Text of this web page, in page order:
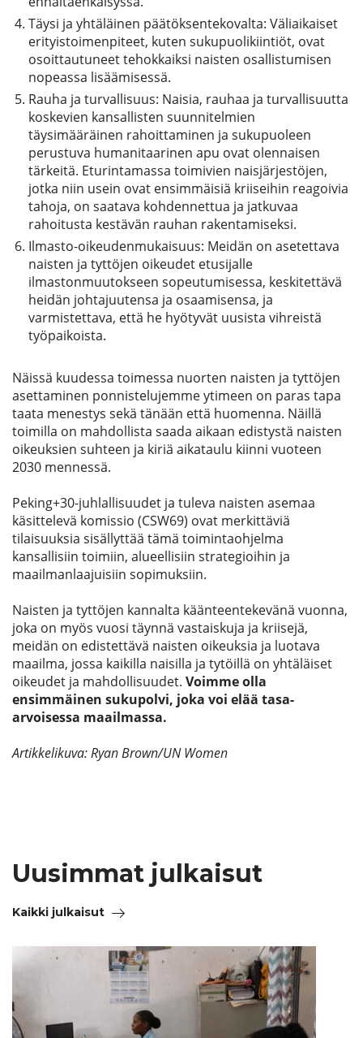
Täysi ja yhtäläinen päätöksentekovalta: Väliaikaiset
erityistoimenpiteet, kuten sukupuolikiintiöt, ovat
osoittautuneet tehokkaiksi naisten osallistumisen
nopeassa lisäämisessä.
Rauha ja turvallisuus: Naisia, rauhaa ja turvallisuutta
koskevien kansallisten suunnitelmien
täysimääräinen rahoittaminen ja sukupuoleen
perustuva humanitaarinen apu ovat olennaisen
tärkeitä. Eturintamassa toimivien naisjärjestöjen,
jotka niin usein ovat ensimmäisiä kriiseihin reagoivia
tahoja, on saatava kohdennettua ja jatkuvaa
rahoitusta kestävän rauhan rakentamiseksi.
Ilmasto-oikeudenmukaisuus: Meidän on asetettava
naisten ja tyttöjen oikeudet etusijalle
ilmastonmuutokseen sopeutumisessa, keskitettävä
heidän johtajuutensa ja osaamisensa, ja
varmistettava, että he hyötyvät uusista vihreistä
työpaikoista.
Näissä kuudessa toimessa nuorten naisten ja tyttöjen
asettaminen ponnistelujemme ytimeen on paras tapa
taata menestys sekä tänään että huomenna. Näillä
toimilla on mahdollista saada aikaan edistystä naisten
oikeuksien suhteen ja kiriä aikataulu kiinni vuoteen
2030 mennessä.
Peking+30-juhlallisuudet ja tuleva naisten asemaa
käsittelevä komissio (CSW69) ovat merkittäviä
tilaisuuksia sisällyttää tämä toimintaohjelma
kansallisiin toimiin, alueellisiin strategioihin ja
maailmanlaajuisiin sopimuksiin.
Naisten ja tyttöjen kannalta käänteentekevänä vuonna,
joka on myös vuosi täynnä vastaiskuja ja kriisejä,
meidän on edistettävä naisten oikeuksia ja luotava
maailma, jossa kaikilla naisilla ja tytöillä on yhtäläiset
oikeudet ja mahdollisuudet. Voimme olla
ensimmäinen sukupolvi, joka voi elää tasa-
arvoisessa maailmassa.
Artikkelikuva: Ryan Brown/UN Women
Uusimmat julkaisut
Kaikki julkaisut